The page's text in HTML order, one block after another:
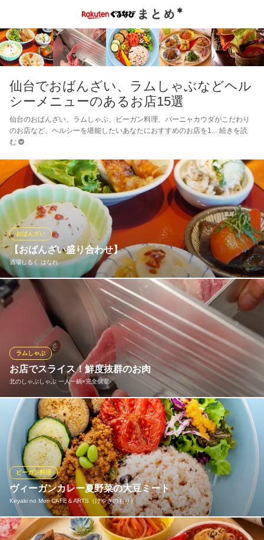
仙台でおばんざい、ラムしゃぶなどヘル
シーメニューのあるお店15選
仙台のおばんざい、ラムしゃぶ、ビーガン料理、バーニャカウダがこだわり
のお店など、ヘルシーを堪能したいあなたにおすすめのお店を1
続きを読
む
【おばんざい盛り合わせ】
酒場しるく はなれ
おばんざい
「酒場しるく はなれ」自慢のおばんざい盛り合わせは、日替わり
で5種類以上をご用意。地元産の旬の食材をふんだんに使用し、家
庭の味を大切に一つひとつ手作りしています。彩り豊かで見た目
も美しく、お酒との相性も抜群です。毎日変わるおばんざいを、
ぜひご賞味ください。
酒場しるく はなれ
洋食おでんと酒
仙台市営地下鉄南北線勾当台公園駅 徒歩12分
宮城県仙台市青葉区上杉3-1-10 1F
お店でスライス！鮮度抜群のお肉
北のしゃぶしゃぶ 一人一鍋×完全個室
ラムしゃぶ
良質で臭みが無い事が特徴とされ、口の中でまろやかにとろける♪
更にほのかな甘みがあり、後味サッパリとしています♪♪気になる
カロリーも低く、何枚でもいけちゃいます！♪仙台ではなかなか味
わえない一品。一度食べたら病み付きになること間違いありませ
ん。皆様のご来店お待ちしております！！
北のしゃぶしゃぶ 一人一鍋×完全個室
ラムしゃぶしゃぶ居酒屋
仙台市営地下鉄南北線勾当台公園駅南3番出口 徒歩7分
宮城県仙台市青葉区国分町2-8-2 八百重ビル2F
ヴィーガンカレー夏野菜の大豆ミート
Keyaki no Mori CAFE＆ARTS（けやきのもり）
ビーガン料理
旬の彩り豊かな夏野菜と、食べ応えのある大豆ミートをたっぷり